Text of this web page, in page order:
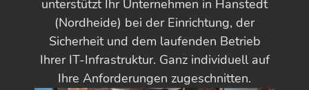
unterstützt Ihr Unternehmen in Hanstedt
(Nordheide) bei der Einrichtung, der
Sicherheit und dem laufenden Betrieb
Ihrer IT-Infrastruktur. Ganz individuell auf
Ihre Anforderungen zugeschnitten.